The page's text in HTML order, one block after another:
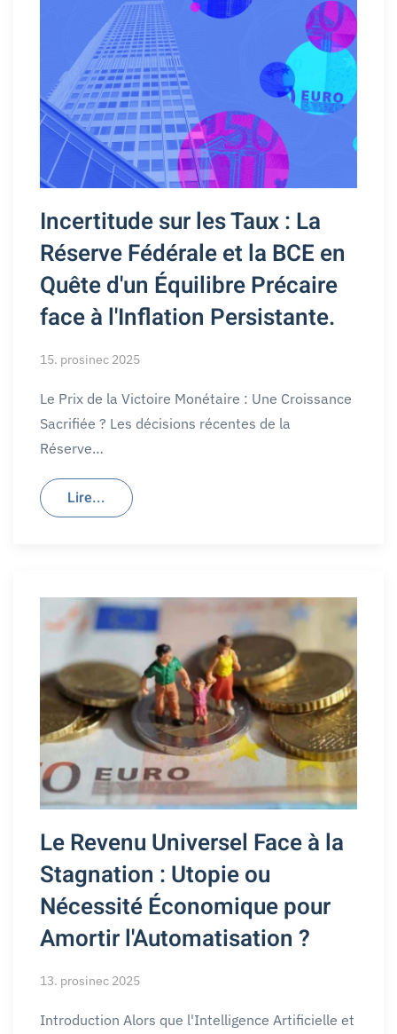
Incertitude sur les Taux : La
Réserve Fédérale et la BCE en
Quête d'un Équilibre Précaire
face à l'Inflation Persistante.
15. prosinec 2025
Le Prix de la Victoire Monétaire : Une Croissance
Sacrifiée ? Les décisions récentes de la
Réserve…
Lire...
Le Revenu Universel Face à la
Stagnation : Utopie ou
Nécessité Économique pour
Amortir l'Automatisation ?
13. prosinec 2025
Introduction Alors que l'Intelligence Artificielle et